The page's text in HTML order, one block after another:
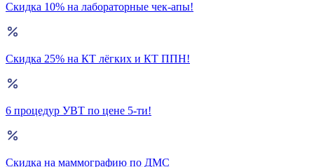
Скидка 10% на лабораторные чек-апы!
Скидка 25% на КТ лёгких и КТ ППН!
6 процедур УВТ по цене 5-ти!
Скидка на маммографию по ДМС